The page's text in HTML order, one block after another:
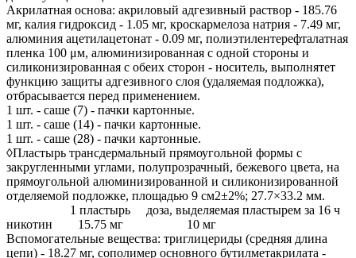
Акрилатная основа: акриловый адгезивный раствор - 185.76
мг, калия гидроксид - 1.05 мг, кроскармелоза натрия - 7.49 мг,
алюминия ацетилацетонат - 0.09 мг, полиэтилентерефталатная
пленка 100 μм, алюминизированная с одной стороны и
силиконизированная с обеих сторон - носитель, выполнятет
функцию защиты адгезивного слоя (удаляемая подложка),
отбрасывается перед применением.
1 шт. - саше (7) - пачки картонные.
1 шт. - саше (14) - пачки картонные.
1 шт. - саше (28) - пачки картонные.
◊Пластырь трансдермальный прямоугольной формы с
закругленными углами, полупрозрачный, бежевого цвета, на
прямоугольной алюминизированной и силиконизированной
отделяемой подложке, площадью 9 см2±2%; 27.7×33.2 мм.
1 пластырь доза, выделяемая пластырем за 16 ч
никотин 15.75 мг 10 мг
Вспомогательные вещества: триглицериды (средняя длина
цепи) - 18.27 мг, сополимер основного бутилметакрилата -